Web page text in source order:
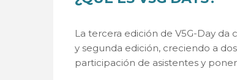
La tercera edición de V5G-Day
y segunda edición, creciendo a
participación de asistentes y